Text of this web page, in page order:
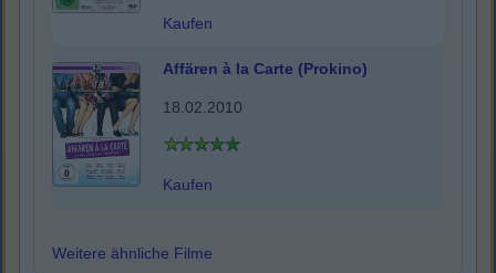
Kaufen
Affären à la Carte (Prokino)
18.02.2010
Kaufen
Weitere ähnliche Filme